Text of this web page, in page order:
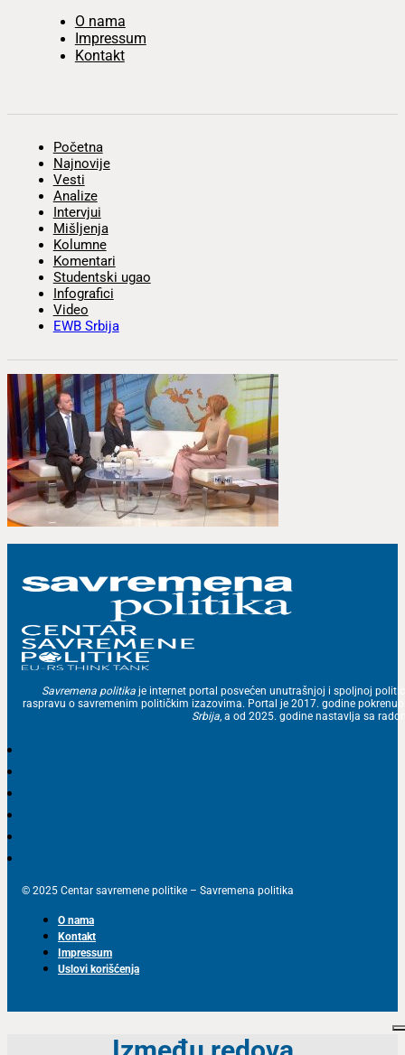
O nama
Impressum
Kontakt
Početna
Najnovije
Vesti
Analize
Intervjui
Mišljenja
Kolumne
Komentari
Studentski ugao
Infografici
Video
EWB Srbija
Savremena politika je internet portal posvećen unutrašnjoj i spoljnoj
raspravu o savremenim političkim izazovima. Portal je 2017. godine
Srbija, a od 2025. godine nastavlja sa
© 2025 Centar savremene politike – Savremena politika
O nama
Kontakt
Impressum
Uslovi korišćenja